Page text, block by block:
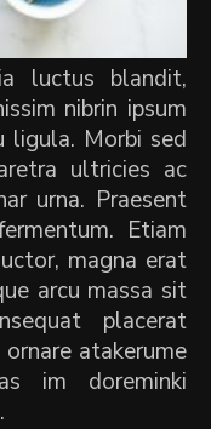
luctus blandit,
nibrin ipsum
ligula. Morbi sed
ultricies ac
urna. Praesent
Etiam
magna erat
arcu massa sit
placerat
atakerume
im doreminki